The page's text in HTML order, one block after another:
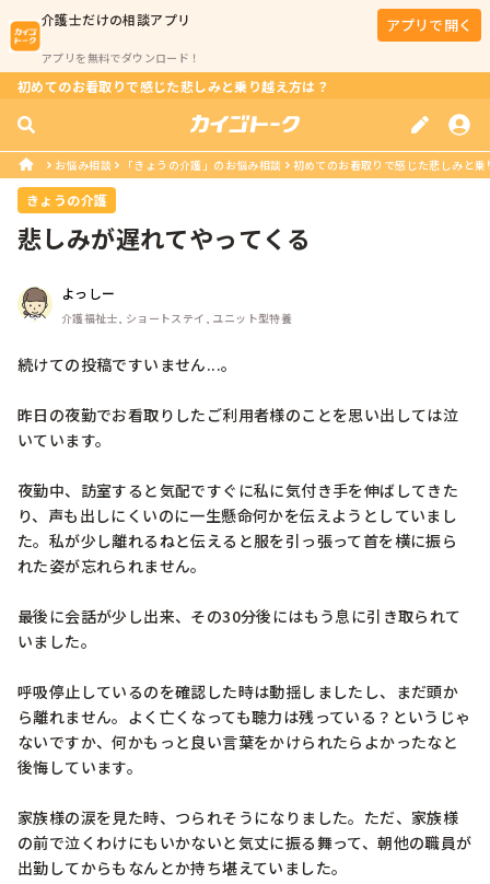
介護士だけの相談アプリ
アプリを無料でダウンロード！
アプリで開く
初めてのお看取りで感じた悲しみと乗り越え方は？
お悩み相談 「きょうの介護」のお悩み相談 初めてのお看取りで感じた悲しみと
きょうの介護
悲しみが遅れてやってくる
よっしー
介護福祉士, ショートステイ, ユニット型特養
続けての投稿ですいません...。
昨日の夜勤でお看取りしたご利用者様のことを思い出しては泣
いています。
夜勤中、訪室すると気配ですぐに私に気付き手を伸ばしてきた
り、声も出しにくいのに一生懸命何かを伝えようとしていまし
た。私が少し離れるねと伝えると服を引っ張って首を横に振ら
れた姿が忘れられません。
最後に会話が少し出来、その30分後にはもう息に引き取られて
いました。
呼吸停止しているのを確認した時は動揺しましたし、まだ頭か
ら離れません。よく亡くなっても聴力は残っている？というじゃ
ないですか、何かもっと良い言葉をかけられたらよかったなと
後悔しています。
家族様の涙を見た時、つられそうになりました。ただ、家族様
の前で泣くわけにもいかないと気丈に振る舞って、朝他の職員が
出勤してからもなんとか持ち堪えていました。